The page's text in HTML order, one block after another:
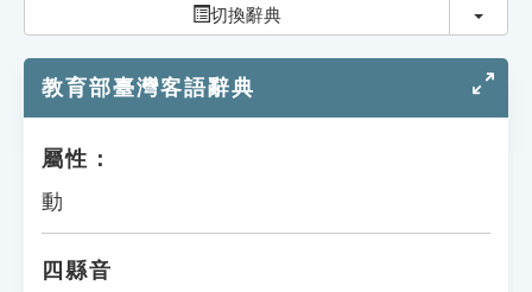
知識索引
遊戲專區
切換辭典 切換
教育部臺灣客語辭典
屬性：
動
四縣音